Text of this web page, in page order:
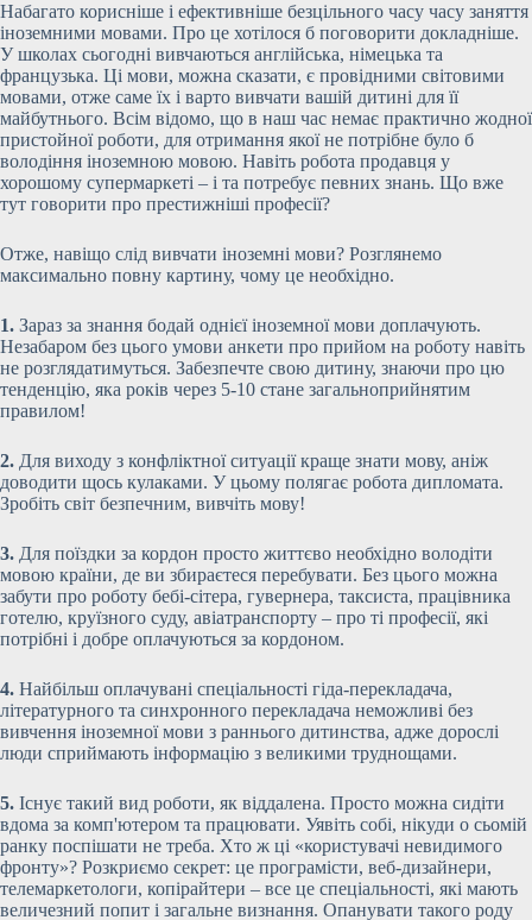
Набагато корисніше і ефективніше безцільного часу часу заняття
іноземними мовами. Про це хотілося б поговорити докладніше.
У школах сьогодні вивчаються англійська, німецька та
французька. Ці мови, можна сказати, є провідними світовими
мовами, отже саме їх і варто вивчати вашій дитині для її
майбутнього. Всім відомо, що в наш час немає практично жодної
пристойної роботи, для отримання якої не потрібне було б
володіння іноземною мовою. Навіть робота продавця у
хорошому супермаркеті – і та потребує певних знань. Що вже
тут говорити про престижніші професії?
Отже, навіщо слід вивчати іноземні мови? Розглянемо
максимально повну картину, чому це необхідно.
1. Зараз за знання бодай однієї іноземної мови доплачують.
Незабаром без цього умови анкети про прийом на роботу навіть
не розглядатимуться. Забезпечте свою дитину, знаючи про цю
тенденцію, яка років через 5-10 стане загальноприйнятим
правилом!
2. Для виходу з конфліктної ситуації краще знати мову, аніж
доводити щось кулаками. У цьому полягає робота дипломата.
Зробіть світ безпечним, вивчіть мову!
3. Для поїздки за кордон просто життєво необхідно володіти
мовою країни, де ви збираєтеся перебувати. Без цього можна
забути про роботу бебі-сітера, гувернера, таксиста, працівника
готелю, круїзного суду, авіатранспорту – про ті професії, які
потрібні і добре оплачуються за кордоном.
4. Найбільш оплачувані спеціальності гіда-перекладача,
літературного та синхронного перекладача неможливі без
вивчення іноземної мови з раннього дитинства, адже дорослі
люди сприймають інформацію з великими труднощами.
5. Існує такий вид роботи, як віддалена. Просто можна сидіти
вдома за комп'ютером та працювати. Уявіть собі, нікуди о сьомій
ранку поспішати не треба. Хто ж ці «користувачі невидимого
фронту»? Розкриємо секрет: це програмісти, веб-дизайнери,
телемаркетологи, копірайтери – все це спеціальності, які мають
величезний попит і загальне визнання. Опанувати такого роду